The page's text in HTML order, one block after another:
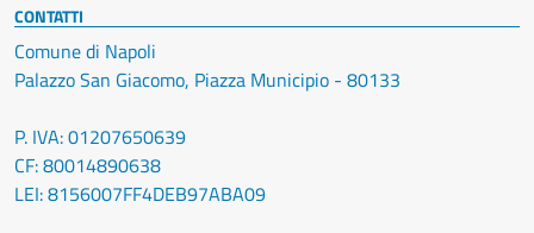
CONTATTI
Comune di Napoli
Palazzo San Giacomo, Piazza Municipio - 80133
P. IVA: 01207650639
CF: 80014890638
LEI: 8156007FF4DEB97ABA09